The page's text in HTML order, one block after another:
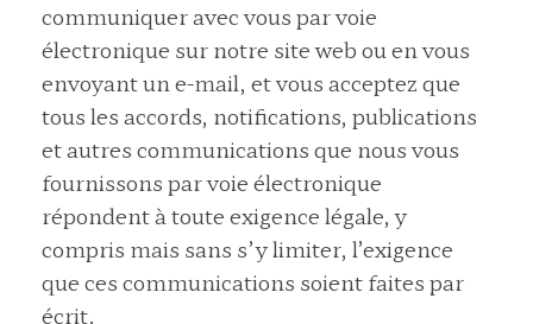
communiquer avec vous par voie
électronique sur notre site web ou en vous
envoyant un e-mail, et vous acceptez que
tous les accords, notifications, publications
et autres communications que nous vous
fournissons par voie électronique
répondent à toute exigence légale, y
compris mais sans s’y limiter, l’exigence
que ces communications soient faites par
écrit.